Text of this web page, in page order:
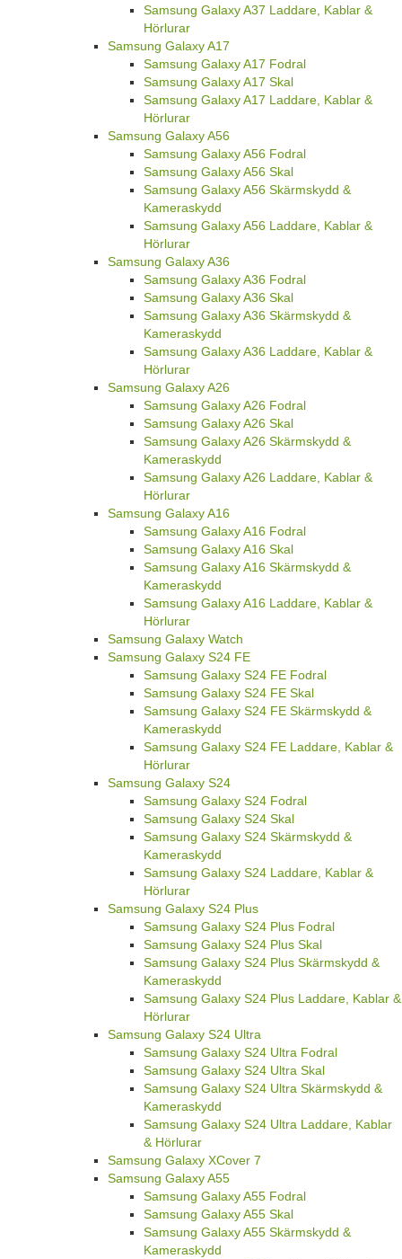
Samsung Galaxy A37 Laddare, Kablar &
Hörlurar
Samsung Galaxy A17
Samsung Galaxy A17 Fodral
Samsung Galaxy A17 Skal
Samsung Galaxy A17 Laddare, Kablar &
Hörlurar
Samsung Galaxy A56
Samsung Galaxy A56 Fodral
Samsung Galaxy A56 Skal
Samsung Galaxy A56 Skärmskydd &
Kameraskydd
Samsung Galaxy A56 Laddare, Kablar &
Hörlurar
Samsung Galaxy A36
Samsung Galaxy A36 Fodral
Samsung Galaxy A36 Skal
Samsung Galaxy A36 Skärmskydd &
Kameraskydd
Samsung Galaxy A36 Laddare, Kablar &
Hörlurar
Samsung Galaxy A26
Samsung Galaxy A26 Fodral
Samsung Galaxy A26 Skal
Samsung Galaxy A26 Skärmskydd &
Kameraskydd
Samsung Galaxy A26 Laddare, Kablar &
Hörlurar
Samsung Galaxy A16
Samsung Galaxy A16 Fodral
Samsung Galaxy A16 Skal
Samsung Galaxy A16 Skärmskydd &
Kameraskydd
Samsung Galaxy A16 Laddare, Kablar &
Hörlurar
Samsung Galaxy Watch
Samsung Galaxy S24 FE
Samsung Galaxy S24 FE Fodral
Samsung Galaxy S24 FE Skal
Samsung Galaxy S24 FE Skärmskydd &
Kameraskydd
Samsung Galaxy S24 FE Laddare, Kablar &
Hörlurar
Samsung Galaxy S24
Samsung Galaxy S24 Fodral
Samsung Galaxy S24 Skal
Samsung Galaxy S24 Skärmskydd &
Kameraskydd
Samsung Galaxy S24 Laddare, Kablar &
Hörlurar
Samsung Galaxy S24 Plus
Samsung Galaxy S24 Plus Fodral
Samsung Galaxy S24 Plus Skal
Samsung Galaxy S24 Plus Skärmskydd &
Kameraskydd
Samsung Galaxy S24 Plus Laddare, Kablar &
Hörlurar
Samsung Galaxy S24 Ultra
Samsung Galaxy S24 Ultra Fodral
Samsung Galaxy S24 Ultra Skal
Samsung Galaxy S24 Ultra Skärmskydd &
Kameraskydd
Samsung Galaxy S24 Ultra Laddare, Kablar
& Hörlurar
Samsung Galaxy XCover 7
Samsung Galaxy A55
Samsung Galaxy A55 Fodral
Samsung Galaxy A55 Skal
Samsung Galaxy A55 Skärmskydd &
Kameraskydd